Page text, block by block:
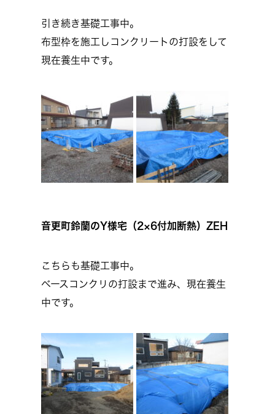
引き続き基礎工事中。
布型枠を施工しコンクリートの打設をして
現在養生中です。
音更町鈴蘭のY様宅（2×6付加断熱）ZEH
こちらも基礎工事中。
ベースコンクリの打設まで進み、現在養生
中です。